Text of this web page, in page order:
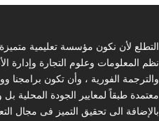
التطلع لأن نكون مؤسسة تعليمية
نظم المعلومات وعلوم التجارة وإدارة
والترجمة الفورية ، وأن تكون برامجنا
معتمدة طبقاً لمعايير الجودة المحلية بل
بالإضافة الى تحقيق التميز فى مجال